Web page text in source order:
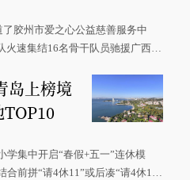
胶州市爱之心公益慈善服务中
火速集结16名骨干队员驰援广西灾
岛上榜境
学集中开启“春假+五一”连休模
合前拼“请4休11”或后凑“请4休1